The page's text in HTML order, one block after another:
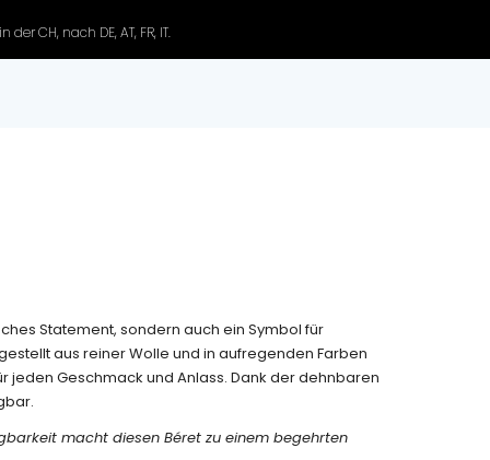
CH, nach DE, AT, FR, IT.
Statement, sondern auch ein Symbol für
aus reiner Wolle und in aufregenden Farben
jeden Geschmack und Anlass. Dank der dehnbaren
macht diesen Béret zu einem begehrten